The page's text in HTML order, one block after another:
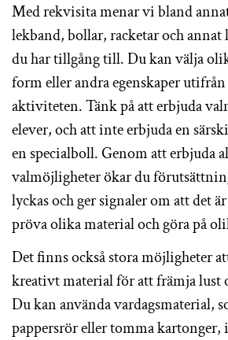
Med rekvisita menar vi bland
lekband, bollar, racketar och annat
du har tillgång till. Du kan välja
form eller andra egenskaper
aktiviteten. Tänk på att erbjuda
elever, och att inte erbjuda en
en specialboll. Genom att erbjuda
valmöjligheter ökar du
lyckas och ger signaler om att det
pröva olika material och göra på
Det finns också stora möjligheter
kreativt material för att främja lust
Du kan använda vardagsmaterial,
pappersrör eller tomma kartonger, i